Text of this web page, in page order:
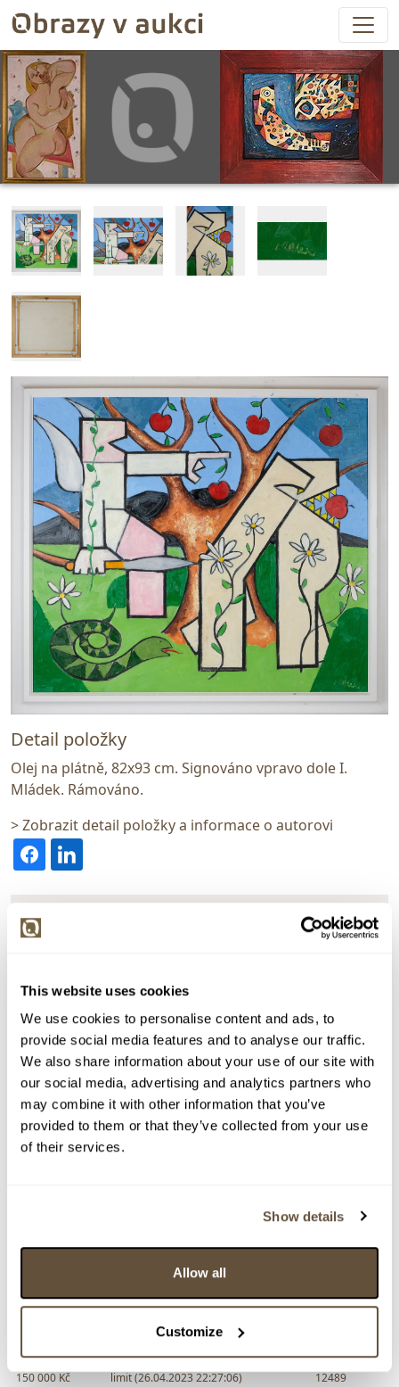
This website uses cookies
We use cookies to personalise content and ads, to
provide social media features and to analyse our traffic.
We also share information about your use of our site with
our social media, advertising and analytics partners who
may combine it with other information that you’ve
provided to them or that they’ve collected from your use
of their services.
Show details
Allow all
Customize
Detail položky
Olej na plátně, 82x93 cm. Signováno vpravo dole I.
Mládek. Rámováno.
> Zobrazit detail položky a informace o autorovi
> zpět na aukční výsledky
93102. Vyhnání z ráje
Dražba ukončena:
26.04.2023 22:31:33
Vyvolávací cena:
1 500 Kč
vydraženo za:
170 000 Kč
Zpět na aukční výsledky
Částka Přihozeno
Přihodil
26.04.2023 22:28:33
150 000 Kč
limit (26.04.2023 22:27:06)
12489